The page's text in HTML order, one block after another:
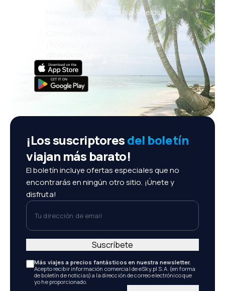
Nuevas ofertas cada día: vuelos,
vacaciones, escapadas
Cómoda gestión de reservas
¡Todo lo que importa, siempre al
¡Los suscriptoresdel boletín
viajan más barato!
El boletín incluye ofertas especiales que no
encontrarás en ningún otro sitio. ¡Únete y
disfruta!
Tu dirección de email
Más viajes a precios fantásticos en nuestra newsletter.
Acepto recibir información comercial de eSky.pl S.A. (en forma
de boletín de noticias) a la dirección de correo electrónico que
yo he proporcionado.
Suscríbete